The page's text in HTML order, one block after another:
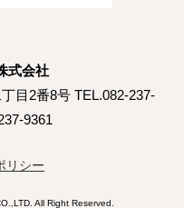
式会社
目2番8号 TEL.082-237-
9361
リシー
All Right Reserved.